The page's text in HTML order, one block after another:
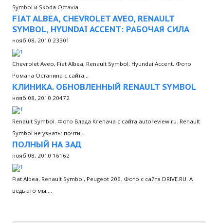
Symbol и Skoda Octavia…
FIAT ALBEA, CHEVROLET AVEO, RENAULT
SYMBOL, HYUNDAI ACCENT: РАБОЧАЯ СИЛА
нояб 08, 2010 23301
Chevrolet Aveo, Fiat Albea, Renault Symbol, Hyundai Accent. Фото
Романа Останина с сайта…
КЛИНИКА. ОБНОВЛЕННЫЙ RENAULT SYMBOL
нояб 08, 2010 20472
Renault Symbol. Фото Влада Клепача с сайта autoreview.ru. Renault
Symbol не узнать: почти…
ПОЛНЫЙ НА ЗАД
нояб 08, 2010 16162
Fiat Albea, Renault Symbol, Peugeot 206. Фото с сайта DRIVE.RU. А
ведь это мы,…